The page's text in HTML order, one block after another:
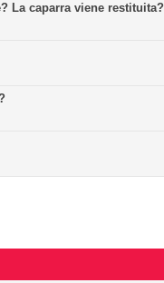
La caparra viene restituita?